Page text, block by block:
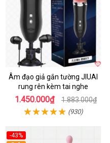
Âm đạo giả gắn tường JIUAI
rung rên kèm tai nghe
1.450.000₫ 1.883.000₫
(930)
-43%